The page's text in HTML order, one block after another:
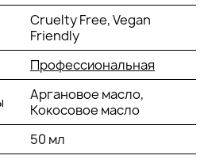
Cruelty Free, Vegan
Friendly
Профессиональная
Аргановое масло,
Кокосовое масло
50 мл